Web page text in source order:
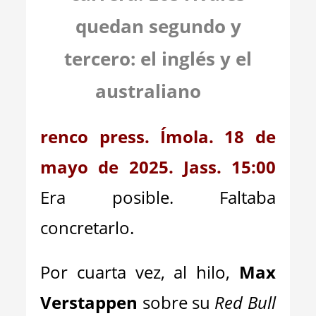
quedan segundo y
tercero: el inglés y el
australiano
renco press. Ímola. 18 de
mayo de 2025. Jass. 15:00
Era posible. Faltaba
concretarlo.
Por cuarta vez, al hilo, Max
Verstappen sobre su Red Bull